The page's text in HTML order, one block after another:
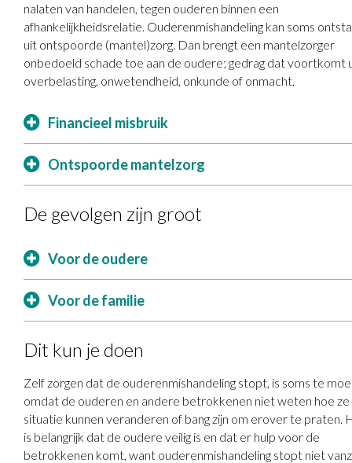
nalaten van handelen, tegen ouderen binnen een
afhankelijkheidsrelatie. Ouderenmishandeling kan soms
uit ontspoorde (mantel)zorg. Dan brengt een mantelzorger
onbedoeld schade toe aan de oudere; gedrag dat voortkomt
overbelasting, onwetendheid, onkunde of onmacht.
Financieel misbruik
Ontspoorde mantelzorg
De gevolgen zijn groot
Voor de oudere
Voor de familie
Dit kun je doen
Zelf zorgen dat de ouderenmishandeling stopt, is soms te
omdat de ouderen en andere betrokkenen niet weten hoe ze
situatie kunnen veranderen of bang zijn om erover te praten.
is belangrijk dat de oudere veilig is en dat er hulp voor de
betrokkenen komt, want ouderenmishandeling stopt niet